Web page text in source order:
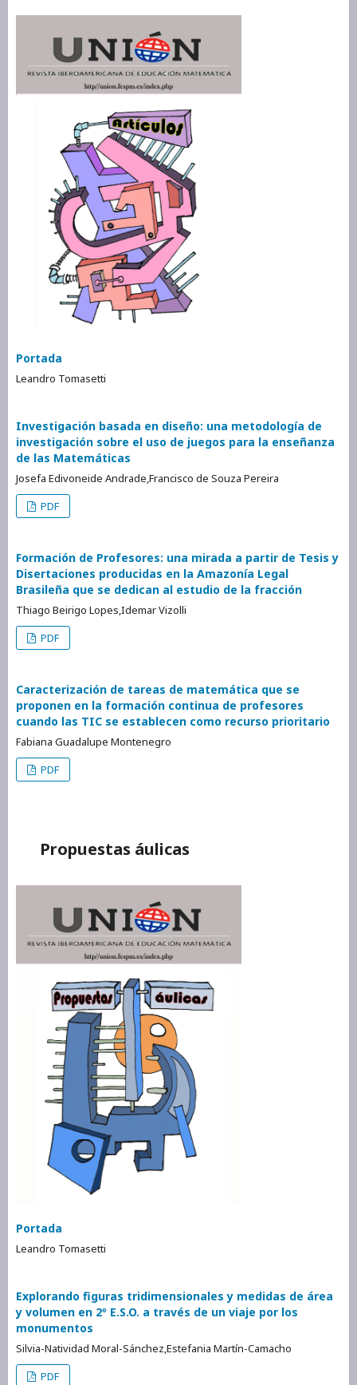
Portada
Leandro Tomasetti
Investigación basada en diseño: una metodología de
investigación sobre el uso de juegos para la enseñanza
de las Matemáticas
Josefa Edivoneide Andrade,Francisco de Souza Pereira
PDF
Formación de Profesores: una mirada a partir de Tesis y
Disertaciones producidas en la Amazonía Legal
Brasileña que se dedican al estudio de la fracción
Thiago Beirigo Lopes,Idemar Vizolli
PDF
Caracterización de tareas de matemática que se
proponen en la formación continua de profesores
cuando las TIC se establecen como recurso prioritario
Fabiana Guadalupe Montenegro
PDF
Propuestas áulicas
Portada
Leandro Tomasetti
Explorando figuras tridimensionales y medidas de área
y volumen en 2º E.S.O. a través de un viaje por los
monumentos
Silvia-Natividad Moral-Sánchez,Estefania Martín-Camacho
PDF